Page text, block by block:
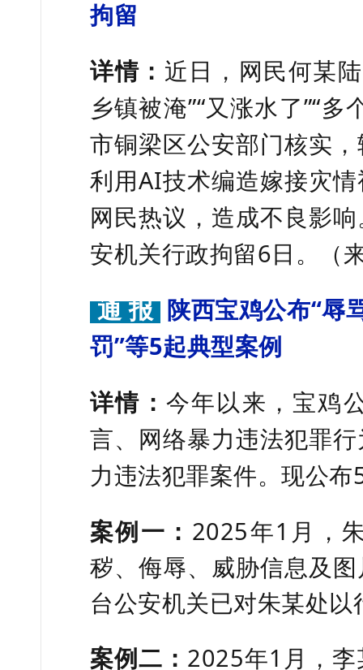
拘留
详情： 近日，网民何某
乡镇被淹”“又涨水了”“
市铜梁区公安部门核实
利用AI技术编造嫁接灾
网民热议，造成不良影
安机关行政拘留6日。（
通 报 陕西宝鸡公布“辱
罚”等5起典型案例
详情： 今年以来，宝鸡
言、网络暴力违法犯罪
力违法犯罪案件。现公
案例一： 2025年1月，
秽、侮辱、威胁信息及
台公安机关已对朱某处
案例二： 2025年1月，